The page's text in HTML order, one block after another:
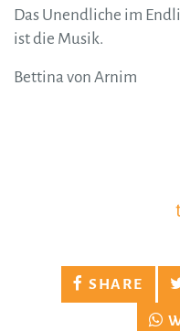
Das Unendliche im
ist die Musik.
Bettina von Arnim
SHARE